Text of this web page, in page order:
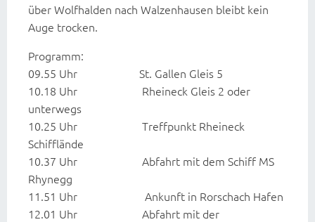
über Wolfhalden nach Walzenhausen bleibt kein
Auge trocken.
Programm:
09.55 Uhr St. Gallen Gleis 5
10.18 Uhr Rheineck Gleis 2 oder
unterwegs
10.25 Uhr Treffpunkt Rheineck
Schifflände
10.37 Uhr Abfahrt mit dem Schiff MS
Rhynegg
11.51 Uhr Ankunft in Rorschach Hafen
12.01 Uhr Abfahrt mit der